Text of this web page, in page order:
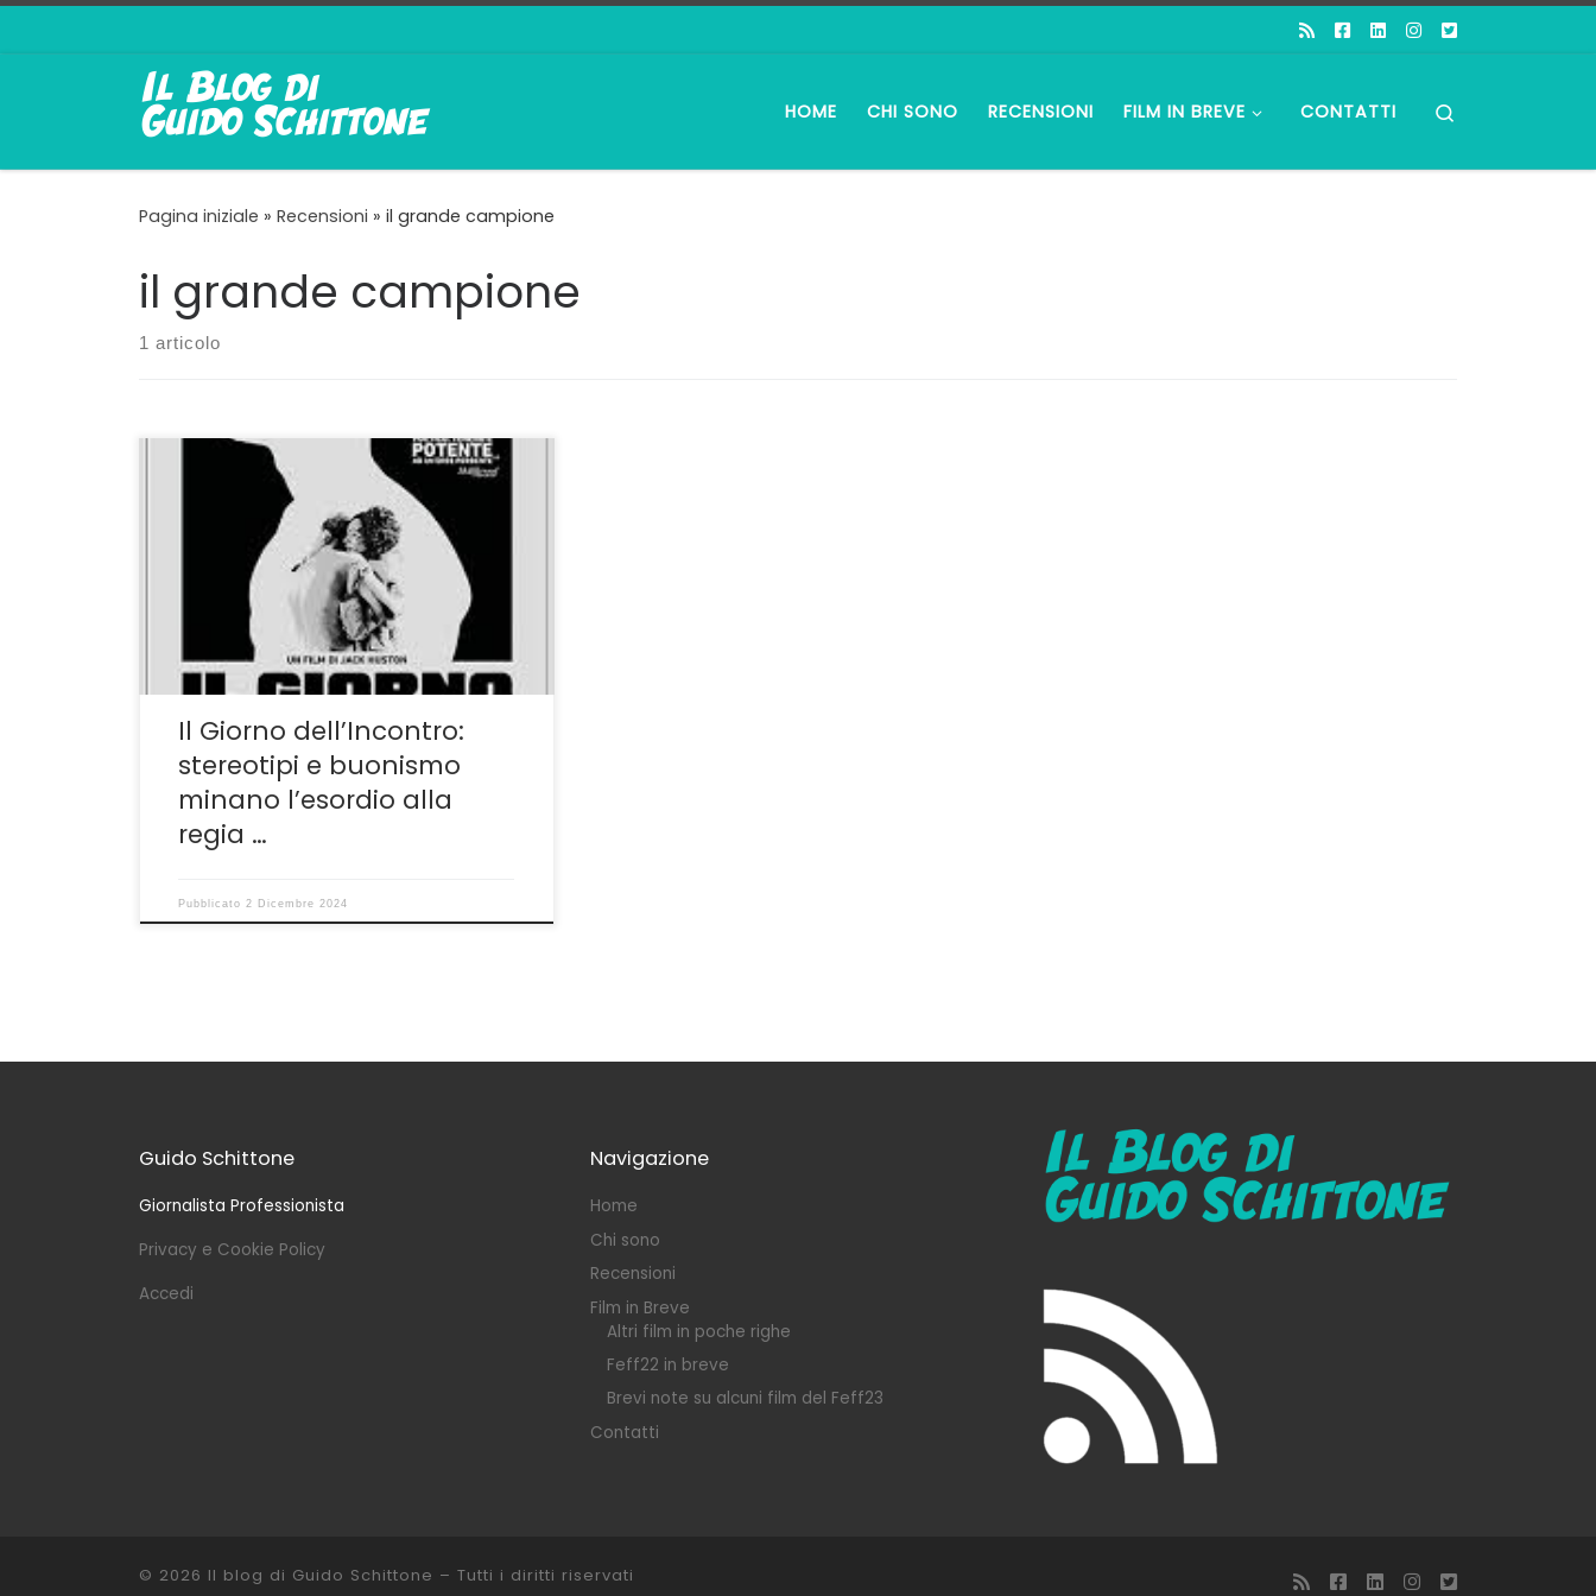
HOME CHI SONO RECENSIONI FILM IN BREVE CONTATTI
Pagina iniziale » Recensioni » il grande campione
il grande campione
1 articolo
Storia di redenzione in una spettrale New
York Jack Huston, nipote dell’immenso John,
per il suo debutto nella regia ha scelto un
tema ormai trito e ritrito: la storia di un pugile
che deve redimersi, rimediare agli errori del
passato, il tutto concentrato nelle ore che
precedono il suo ritorno […]
Il Giorno dell’Incontro:
stereotipi e buonismo
minano l’esordio alla
regia …
Pubblicato 2 Dicembre 2024
Guido Schittone
Giornalista Professionista
Privacy e Cookie Policy
Accedi
Navigazione
Home
Chi sono
Recensioni
Film in Breve
Altri film in poche righe
Feff22 in breve
Brevi note su alcuni film del Feff23
Contatti
© 2026 Il blog di Guido Schittone – Tutti i diritti riservati